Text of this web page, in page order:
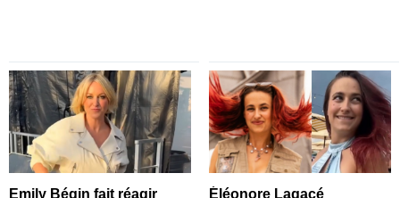
Emily Bégin fait réagir Éléonore Lagacé